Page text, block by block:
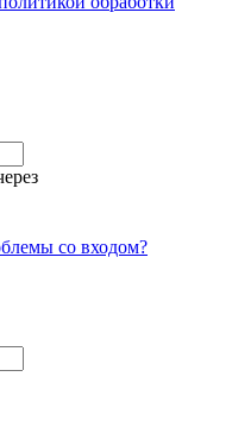
со входом?